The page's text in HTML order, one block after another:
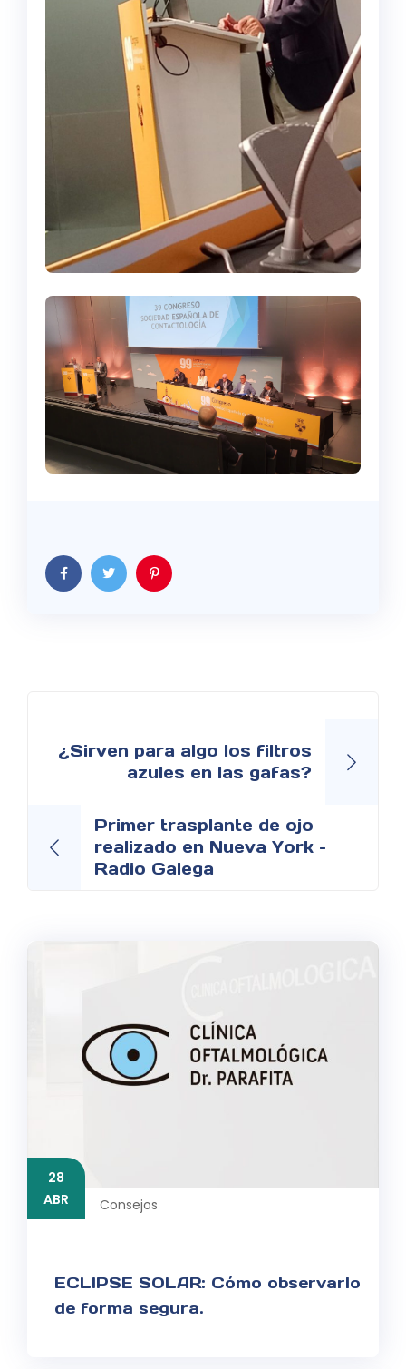
de
entradas
¿Sirven para algo los filtros
azules en las gafas?
Primer trasplante de ojo
realizado en Nueva York –
Radio Galega
28
ABR
Consejos
ECLIPSE SOLAR: Cómo observarlo
de forma segura.